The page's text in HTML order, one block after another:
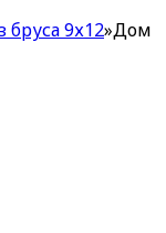
9х12»Дом